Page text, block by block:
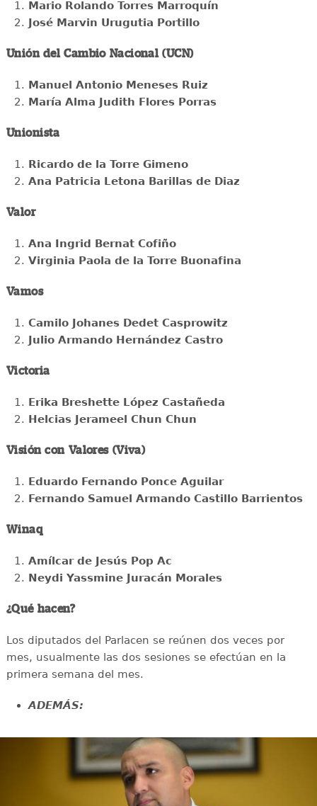
Mario Rolando Torres Marroquín
José Marvin Urugutia Portillo
Unión del Cambio Nacional (UCN)
Manuel Antonio Meneses Ruiz
María Alma Judith Flores Porras
Unionista
Ricardo de la Torre Gimeno
Ana Patricia Letona Barillas de Diaz
Valor
Ana Ingrid Bernat Cofiño
Virginia Paola de la Torre Buonafina
Vamos
Camilo Johanes Dedet Casprowitz
Julio Armando Hernández Castro
Victoria
Erika Breshette López Castañeda
Helcias Jerameel Chun Chun
Visión con Valores (Viva)
Eduardo Fernando Ponce Aguilar
Fernando Samuel Armando Castillo Barrientos
Winaq
Amílcar de Jesús Pop Ac
Neydi Yassmine Juracán Morales
¿Qué hacen?
Los diputados del Parlacen se reúnen dos veces por
mes, usualmente las dos sesiones se efectúan en la
primera semana del mes.
ADEMÁS: